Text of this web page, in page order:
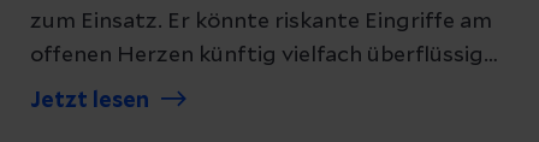
zum Einsatz. Er könnte riskante Eingriffe am
offenen Herzen künftig vielfach überflüssig
machen
Jetzt lesen